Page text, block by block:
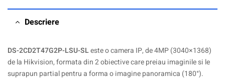
Descriere
DS-2CD2T47G2P-LSU-SLeste o camera IP, de 4MP (3040×1368)
de la Hikvision, formata din 2 obiective care preiau imaginile si le
suprapun partial pentru a forma o imagine panoramica (180°).